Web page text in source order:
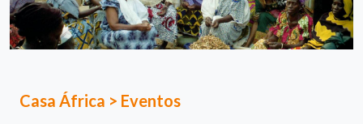
Casa África > Eventos